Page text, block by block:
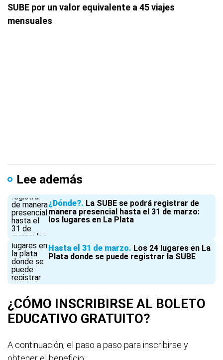
SUBE por un valor equivalente a 45 viajes
mensuales
Lee además
¿Dónde? La SUBE se podrá registrar de
manera presencial hasta el 31 de marzo:
los lugares en La Plata
Hasta el 31 de marzo Los 24 lugares en La
Plata donde se puede registrar la SUBE
¿CÓMO INSCRIBIRSE AL BOLETO
EDUCATIVO GRATUITO?
A continuación, el paso a paso para inscribirse y